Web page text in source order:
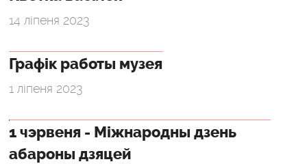
14 ліпеня 2023
Графік работы музея
1 ліпеня 2023
1 чэрвеня - Міжнародны дзень
абароны дзяцей